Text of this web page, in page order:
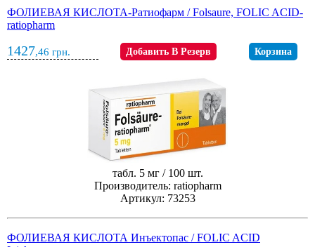
ФОЛИЕВАЯ КИСЛОТА-Ратиофарм / Folsaure, FOLIC ACID-
ratiopharm
1427,46 грн. Добавить В Резерв Корзина
табл. 5 мг / 100 шт.
Производитель: ratiopharm
Артикул: 73253
ФОЛИЕВАЯ КИСЛОТА Инъектопас / FOLIC ACID